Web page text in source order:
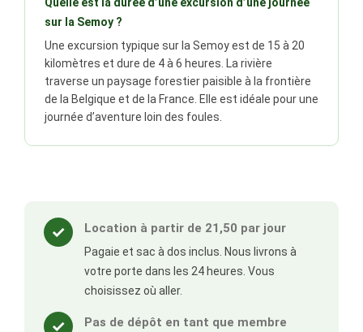
Quelle est la durée d’une excursion d’une journée
sur la Semoy ?
Une excursion typique sur la Semoy est de 15 à 20
kilomètres et dure de 4 à 6 heures. La rivière
traverse un paysage forestier paisible à la frontière
de la Belgique et de la France. Elle est idéale pour une
journée d’aventure loin des foules.
✓ Location à partir de 21,50 par jour
Pagaie et sac à dos inclus. Nous livrons à
votre porte dans les 24 heures. Vous
choisissez où aller.
✓ Pas de dépôt en tant que membre